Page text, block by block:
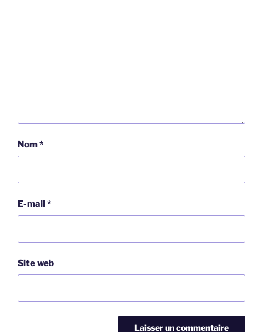
Nom*
E-mail*
Site web